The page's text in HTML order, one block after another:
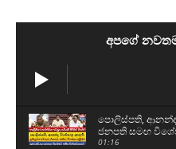
අපගේ
පොලිස්පති, ආනන්ද
ජනපති සමඟ
01:16